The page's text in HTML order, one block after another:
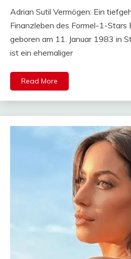
Adrian Sutil Vermögen: Ein
Finanzleben des Formel-1-Stars
geboren am 11. Januar 1983 in
ist ein ehemaliger
Read More